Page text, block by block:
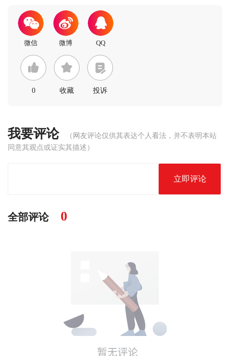
0 收藏 投诉
我要评论
（网友评论仅供其表达个人看法，并不表明本站
同意其观点或证实其描述）
立即评论
全部评论 0